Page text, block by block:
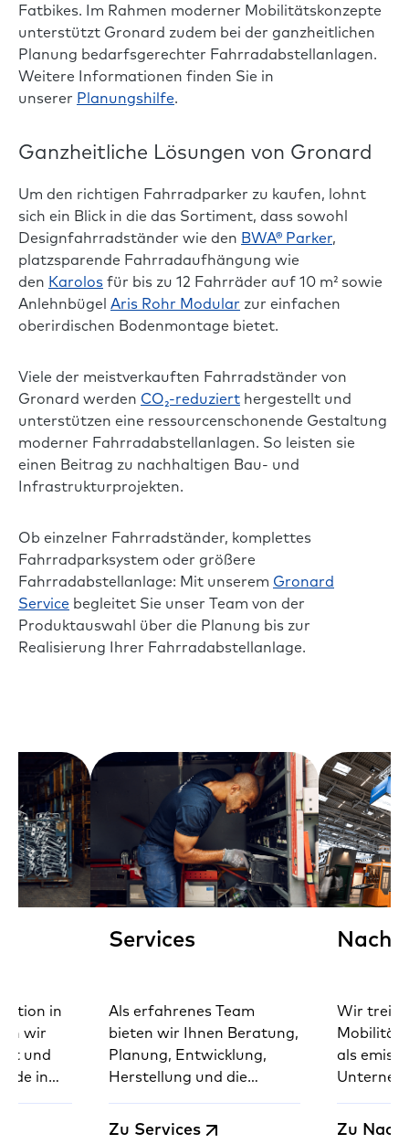
Fatbikes. Im Rahmen moderner Mobilitätskonzepte
unterstützt Gronard zudem bei der ganzheitlichen
Planung bedarfsgerechter Fahrradabstellanlagen.
Weitere Informationen finden Sie in
unserer Planungshilfe.
Ganzheitliche Lösungen von Gronard
Um den richtigen Fahrradparker zu kaufen, lohnt
sich ein Blick in die das Sortiment, dass sowohl
Designfahrradständer wie den BWA® Parker,
platzsparende Fahrradaufhängung wie
den Karolos für bis zu 12 Fahrräder auf 10 m² sowie
Anlehnbügel Aris Rohr Modular zur einfachen
oberirdischen Bodenmontage bietet.
Viele der meistverkauften Fahrradständer von
Gronard werden CO₂-reduziert hergestellt und
unterstützen eine ressourcenschonende Gestaltung
moderner Fahrradabstellanlagen. So leisten sie
einen Beitrag zu nachhaltigen Bau- und
Infrastrukturprojekten.
Ob einzelner Fahrradständer, komplettes
Fahrradparksystem oder größere
Fahrradabstellanlage: Mit unserem Gronard
Service begleitet Sie unser Team von der
Produktauswahl über die Planung bis zur
Realisierung Ihrer Fahrradabstellanlage.
in
wir
und
in
Services
Als erfahrenes Team
bieten wir Ihnen Beratung,
Planung, Entwicklung,
Herstellung und die
unseren Produkten –
Zu Services
Wir
als
und
Zu